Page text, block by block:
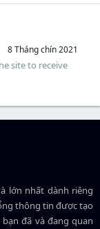
8 Tháng chín 2021
site to receive
lớn nhất dành riêng
thông tin được tạo
đã và đang quan